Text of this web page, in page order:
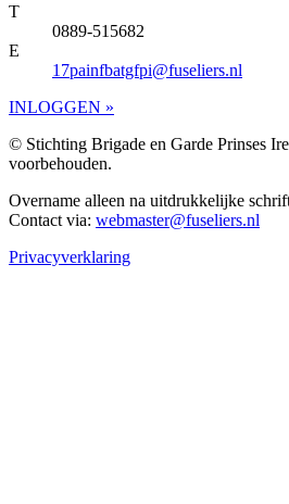
T
0889-515682
E
17painfbatgfpi@fuseliers.nl
INLOGGEN »
© Stichting Brigade en Garde Prinses
voorbehouden.
Overname alleen na uitdrukkelijke
Contact via: webmaster@fuseliers.nl
Privacyverklaring